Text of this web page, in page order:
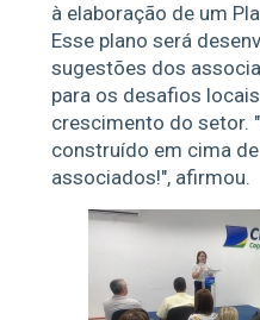
à elaboração de um
Esse plano será
sugestões dos
para os desafios
crescimento do setor.
construído em cima
associados!", afirmou.